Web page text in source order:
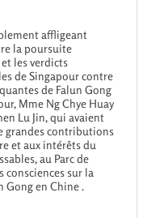
affligeant
la poursuite
les verdicts
de Singapour contre
de Falun Gong
Mme Ng Chye Huay
Lu Jin, qui avaient
grandes contributions
et aux intérêts du
au Parc de
consciences sur la
en Chine .